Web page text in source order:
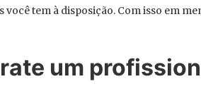
você tem à disposição. Com isso em
um